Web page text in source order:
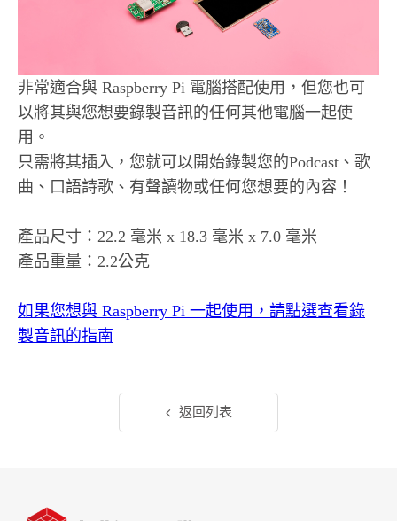
非常適合與 Raspberry Pi 電腦搭配使用，但您也可
以將其與您想要錄製音訊的任何其他電腦一起使
用。
只需將其插入，您就可以開始錄製您的Podcast、歌
曲、口語詩歌、有聲讀物或任何您想要的內容！
產品尺寸：22.2 毫米 x 18.3 毫米 x 7.0 毫米
產品重量：2.2公克
如果您想與 Raspberry Pi 一起使用，請點選查看錄
製音訊的指南
返回列表